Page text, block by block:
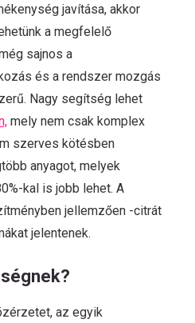
javítása, akkor
a megfelelő
sajnos a
és a rendszer mozgás
Nagy segítség lehet
mely nem csak komplex
szerves kötésben
anyagot, melyek
kal is jobb lehet. A
jellemzően -citrát
jelentenek.
az egyik